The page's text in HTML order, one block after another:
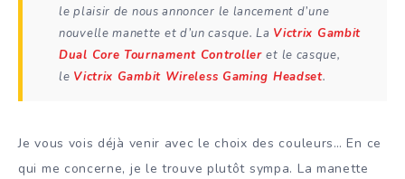
le plaisir de nous annoncer le lancement d’une
nouvelle manette et d’un casque. La Victrix Gambit
Dual Core Tournament Controlleret le casque,
le Victrix Gambit Wireless Gaming Headset.
Je vous vois déjà venir avec le choix des couleurs… En ce
qui me concerne, je le trouve plutôt sympa. La manette